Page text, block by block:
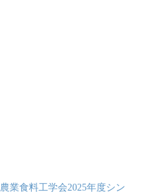
農業食料工学会2025年度シン